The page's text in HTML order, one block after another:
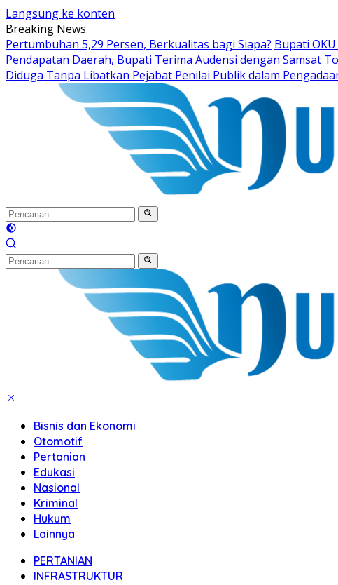
Langsung ke konten
Breaking News
Pertumbuhan 5,29 Persen, Berkualitas bagi Siapa? Bupati
Pendapatan Daerah, Bupati Terima Audensi dengan Samsat
Diduga Tanpa Libatkan Pejabat Penilai Publik dalam
Bisnis dan Ekonomi
Otomotif
Pertanian
Edukasi
Nasional
Kriminal
Hukum
Lainnya
PERTANIAN
INFRASTRUKTUR